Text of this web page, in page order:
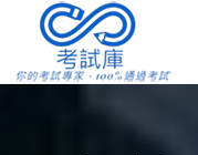
content